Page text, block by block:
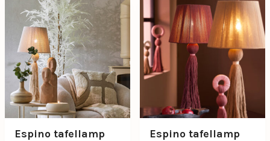
Espino tafellamp
Espino tafellamp